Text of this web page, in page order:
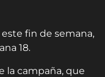
fin de semana,
18.
la campaña, que